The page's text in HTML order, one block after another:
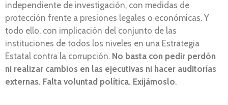
independiente de investigación, con medidas de
protección frente a presiones legales o económicas. Y
todo ello, con implicación del conjunto de las
instituciones de todos los niveles en una Estrategia
Estatal contra la corrupción. No basta con pedir perdón
ni realizar cambios en las ejecutivas ni hacer auditorías
externas. Falta voluntad política. Exijámoslo.